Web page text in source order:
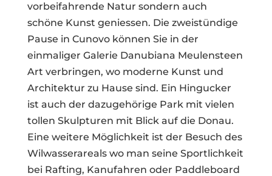
vorbeifahrende Natur sondern auch
schöne Kunst geniessen. Die zweistündige
Pause in Cunovo können Sie in der
einmaliger Galerie Danubiana Meulensteen
Art verbringen, wo moderne Kunst und
Architektur zu Hause sind. Ein Hingucker
ist auch der dazugehörige Park mit vielen
tollen Skulpturen mit Blick auf die Donau.
Eine weitere Möglichkeit ist der Besuch des
Wilwasserareals wo man seine Sportlichkeit
bei Rafting, Kanufahren oder Paddleboard